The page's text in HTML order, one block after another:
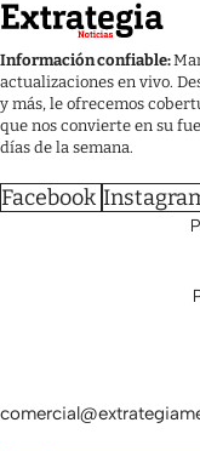
Información confiable:
actualizaciones en vivo.
y más, le ofrecemos
que nos convierte en su
días de la semana.
Facebook